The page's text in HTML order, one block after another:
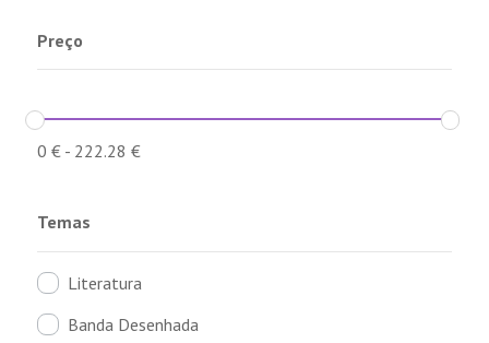
Preço
0 €- 222.28 €
Temas
Literatura
Banda Desenhada